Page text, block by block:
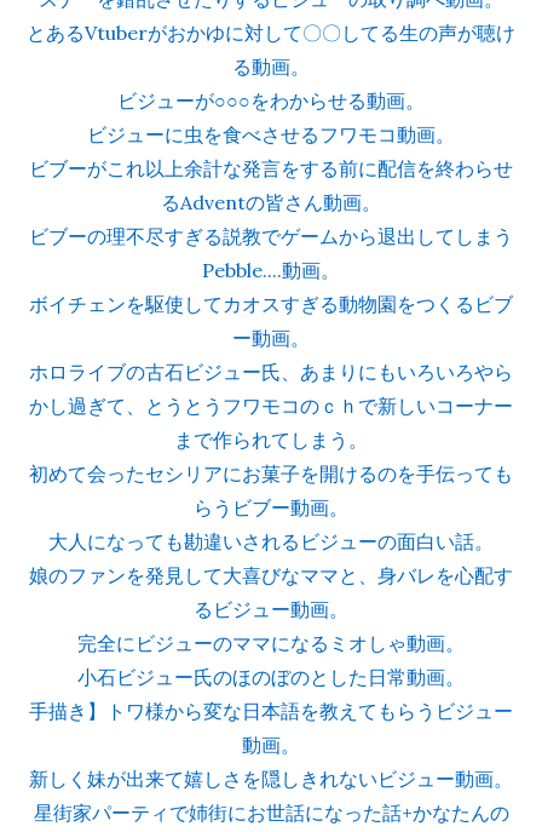
とあるVtuberがおかゆに対して〇〇してる生の声が聴け
る動画。
ビジューが○○○をわからせる動画。
ビジューに虫を食べさせるフワモコ動画。
ビブーがこれ以上余計な発言をする前に配信を終わらせ
るAdventの皆さん動画。
ビブーの理不尽すぎる説教でゲームから退出してしまう
Pebble....動画。
ボイチェンを駆使してカオスすぎる動物園をつくるビブ
ー動画。
ホロライブの古石ビジュー氏、あまりにもいろいろやら
かし過ぎて、とうとうフワモコのｃｈで新しいコーナー
まで作られてしまう。
初めて会ったセシリアにお菓子を開けるのを手伝っても
らうビブー動画。
大人になっても勘違いされるビジューの面白い話。
娘のファンを発見して大喜びなママと、身バレを心配す
るビジュー動画。
完全にビジューのママになるミオしゃ動画。
小石ビジュー氏のほのぼのとした日常動画。
手描き】トワ様から変な日本語を教えてもらうビジュー
動画。
新しく妹が出来て嬉しさを隠しきれないビジュー動画。
星街家パーティで姉街にお世話になった話+かなたんの